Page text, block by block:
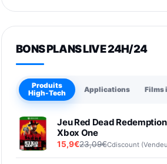
BONS PLANS LIVE 24H/24
Produits
High-Tech
Applications Films
Jeu Red Dead
Xbox One
15,9€23,09€Cdiscount